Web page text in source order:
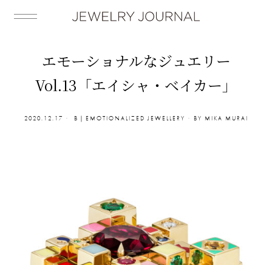
エモーショナルなジュエリー
Vol.13「エイシャ・ベイカー」
2020.12.17 B｜EMOTIONALIZED JEWELLERY BY MIKA MURAI